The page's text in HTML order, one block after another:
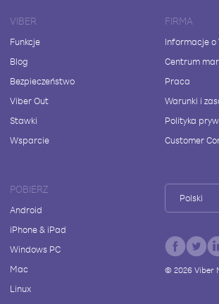
VIBER
Funkcje
Blog
Bezpieczeństwo
Viber Out
Stawki
Wsparcie
FIRMA
Informacje o
Centrum
Praca
Warunki i
Polityka
Customer
POBIERZ
Android
iPhone & iPad
Windows PC
Mac
Linux
Polski
© 2026Viber